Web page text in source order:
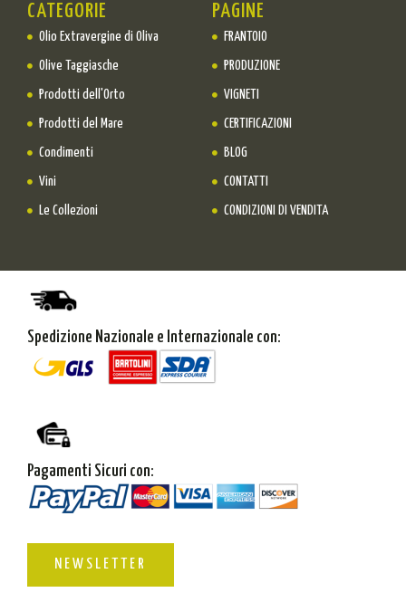
CATEGORIE
Olio Extravergine di Oliva
Olive Taggiasche
Prodotti dell'Orto
Prodotti del Mare
Condimenti
Vini
Le Collezioni
PAGINE
FRANTOIO
PRODUZIONE
VIGNETI
CERTIFICAZIONI
BLOG
CONTATTI
CONDIZIONI DI VENDITA
Spedizione Nazionale e Internazionale con:
Pagamenti Sicuri con:
NEWSLETTER